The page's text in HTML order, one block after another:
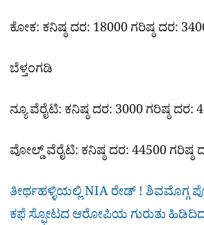
ಕೋಕ: ಕನಿಷ್ಠ ದರ: 18000 ಗರಿಷ್ಠ ದರ:
ಬೆಳ್ತಂಗಡಿ
ನ್ಯೂ ವೆರೈಟಿ: ಕನಿಷ್ಠ ದರ: 3000 ಗರಿಷ್ಠ ದರ:
ವೋಲ್ಡ್ ವೆರೈಟಿ: ಕನಿಷ್ಠ ದರ: 44500 ಗರಿಷ್ಠ
ತೀರ್ಥಹಳ್ಳಿಯಲ್ಲಿ NIA ರೇಡ್‌ ! ಶಿವಮೊಗ್ಗ
ಕಫೆ ಸ್ಫೋಟದ ಆರೋಪಿಯ ಗುರುತು ಹಿಡಿದಿದ್ದು